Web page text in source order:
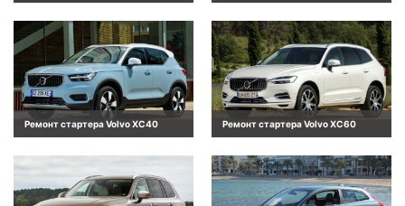
Ремонт стартера Volvo XC40 Ремонт стартера Volvo XC60